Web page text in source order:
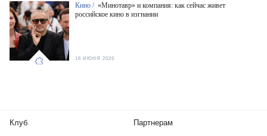
Кино / «Минотавр» и компания: как сейчас живет
российское кино в изгнании
16 ИЮНЯ 2026
Клуб Партнерам